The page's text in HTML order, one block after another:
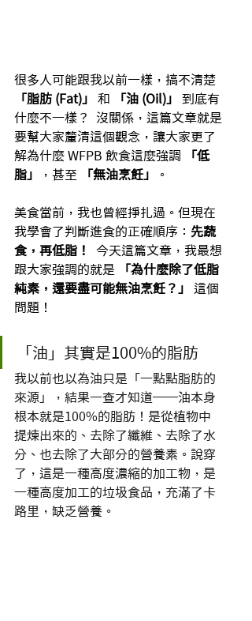
很多人可能跟我以前一樣，搞不清楚
「脂肪 (Fat)」
和 「油 (Oil)」
到底有
什麼不一樣？  沒關係，這篇文章就是
要幫大家釐清這個觀念，讓大家更了
解為什麼 WFPB 飲食這麼強調
「低
脂」
，甚至 「無油烹飪」 。
美食當前，我也曾經掙扎過。但現在
我學會了判斷進食的正確順序： 先蔬
食，再低脂！
今天這篇文章，我最想
跟大家強調的就是
「為什麼除了低脂
純素，還要盡可能無油烹飪？」
這個
問題！
「油」其實是100%的脂肪
我以前也以為油只是「一點點脂肪的
來源」，結果一查才知道──油本身
根本就是100%的脂肪！是從植物中
提煉出來的、去除了纖維、去除了水
分、也去除了大部分的營養素。說穿
了，這是一種高度濃縮的加工物，是
一種高度加工的垃圾食品，充滿了卡
路里，缺乏營養。